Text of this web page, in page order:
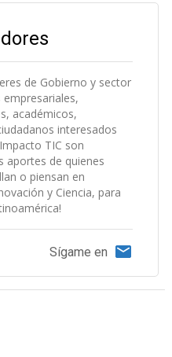
de Gobierno y sector
académicos,
interesados
TIC son
aportes de quienes
o piensan en
y Ciencia, para
Sígame en